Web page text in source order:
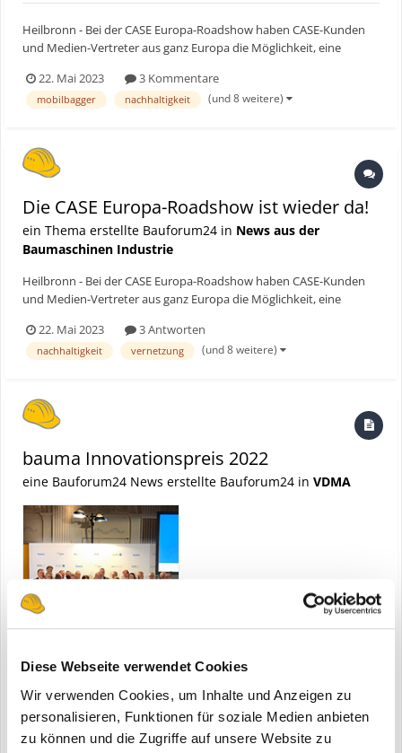
Diese Webseite verwendet Cookies
Wir verwenden Cookies, um Inhalte und Anzeigen zu
personalisieren, Funktionen für soziale Medien anbieten
zu können und die Zugriffe auf unsere Website zu
Heilbronn - Bei der CASE Europa-Roadshow haben CASE-Kunden
und Medien-Vertreter aus ganz Europa die Möglichkeit, eine
fand am 6. und 7. Mai in Neuching statt. Im Mai, Juni und
September folgen dann Roadshows in Italien, Frankreich und Gr...
22. Mai 2023 3 Kommentare
mobilbagger nachhaltigkeit (und 8 weitere)
Die CASE Europa-Roadshow ist wieder da!
ein Thema erstellte Bauforum24 in News aus der
Baumaschinen Industrie
Heilbronn - Bei der CASE Europa-Roadshow haben CASE-Kunden
und Medien-Vertreter aus ganz Europa die Möglichkeit, eine
fand am 6. und 7. Mai in Neuching statt. Im Mai, Juni und
September folgen dann Roadshows in Italien, Frankreich und Gr...
22. Mai 2023 3 Antworten
nachhaltigkeit vernetzung (und 8 weitere)
bauma Innovationspreis 2022
eine Bauforum24 News erstellte Bauforum24 in VDMA
München, 23.10.2022 - Bereits zum dreizehnten Mal bewarben sich
zahlreiche Unternehmen und Institute aus dem In- und Ausland
um die Auszeichnung in fünf Kategorien im Rahmen der
forschung